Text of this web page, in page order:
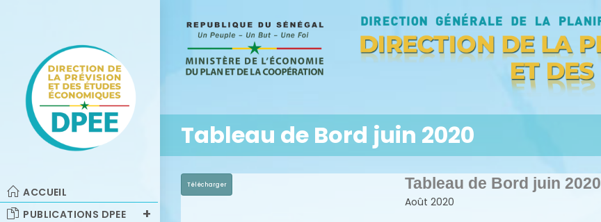
ACCUEIL
PUBLICATIONS DPEE
Tableau de Bord juin 2020
Télécharger Tableau de Bord juin 2020
Août 2020